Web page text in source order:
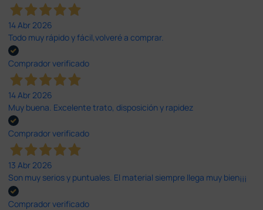
14 Abr 2026
Todo muy rápido y fácil,volveré a comprar.
Comprador verificado
14 Abr 2026
Muy buena. Excelente trato, disposición y rapidez
Comprador verificado
13 Abr 2026
Son muy serios y puntuales. El material siempre llega muy bien¡¡¡
Comprador verificado